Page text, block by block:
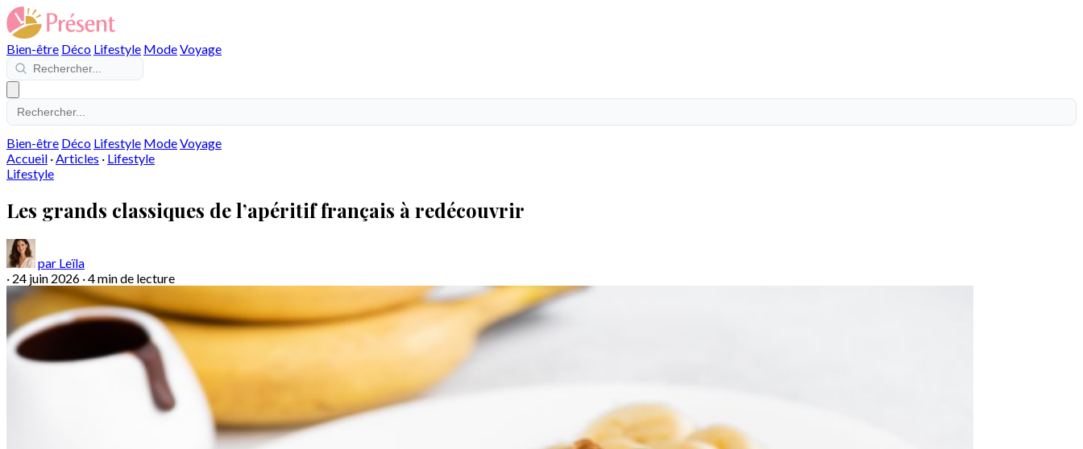
Bien-être Déco Lifestyle ModeVoyage
Bien-être Déco Lifestyle ModeVoyage
Accueil ·Articles · Lifestyle
Lifestyle
Les grands classiques de l’apéritif français à redécouvrir
par Leïla
· 24 juin 2026 ·4 min de lecture